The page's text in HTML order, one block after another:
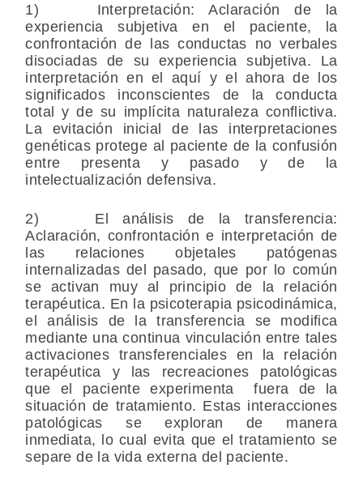
1) Interpretación: Aclaración de la
experiencia subjetiva en el paciente, la
confrontación de las conductas no verbales
disociadas de su experiencia subjetiva. La
interpretación en el aquí y el ahora de los
significados inconscientes de la conducta
total y de su implícita naturaleza conflictiva.
La evitación inicial de las interpretaciones
genéticas protege al paciente de la confusión
entre presenta y pasado y de la
intelectualización defensiva.
2) El análisis de la transferencia:
Aclaración, confrontación e interpretación de
las relaciones objetales patógenas
internalizadas del pasado, que por lo común
se activan muy al principio de la relación
terapéutica. En la psicoterapia psicodinámica,
el análisis de la transferencia se modifica
mediante una continua vinculación entre tales
activaciones transferenciales en la relación
terapéutica y las recreaciones patológicas
que el paciente experimenta fuera de la
situación de tratamiento. Estas interacciones
patológicas se exploran de manera
inmediata, lo cual evita que el tratamiento se
separe de la vida externa del paciente.